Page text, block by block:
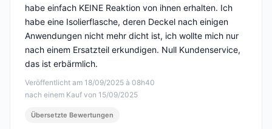
Veröffentlicht am 18/09/2025 à 08h40
nach einem Kauf von 15/09/2025
habe einfach KEINE Reaktion von ihnen erhalten. Ich
habe eine Isolierflasche, deren Deckel nach einigen
Anwendungen nicht mehr dicht ist, ich wollte mich nur
nach einem Ersatzteil erkundigen. Null Kundenservice,
das ist erbärmlich.
Übersetzte Bewertungen